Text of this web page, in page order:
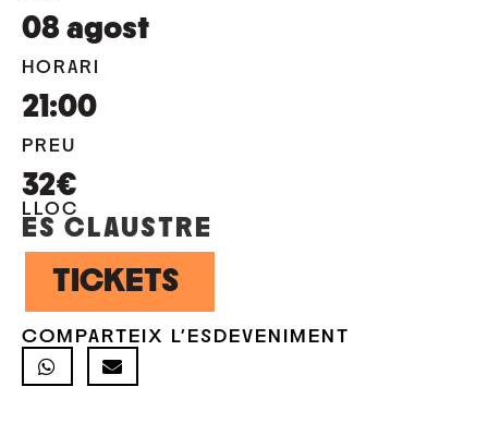
08 agost
HORARI
21:00
PREU
32€
LLOC
ES CLAUSTRE
TICKETS
COMPARTEIX L'ESDEVENIMENT